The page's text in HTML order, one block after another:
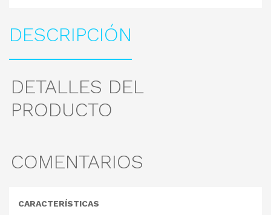
DESCRIPCIÓN
DETALLES DEL
PRODUCTO
COMENTARIOS
CARACTERÍSTICAS